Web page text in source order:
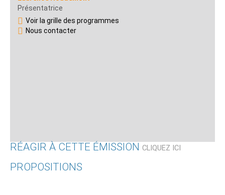
Présentatrice
Voir la grille des programmes
Nous contacter
RÉAGIR À CETTE ÉMISSION CLIQUEZ ICI
PROPOSITIONS